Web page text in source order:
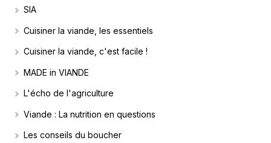
SIA
Cuisiner la viande, les essentiels
Cuisiner la viande, c'est facile !
MADE in VIANDE
L'écho de l'agriculture
Viande : La nutrition en questions
Les conseils du boucher